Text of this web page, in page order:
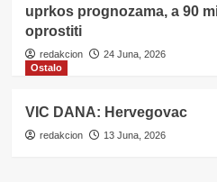
uprkos prognozama, a 90
oprostiti
redakcion
24 Juna, 2026
Ostalo
VIC DANA: Hervegovac
redakcion 13 Juna, 2026